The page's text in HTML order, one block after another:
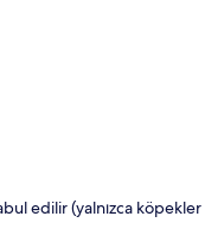
edilir (yalnızca köpekler